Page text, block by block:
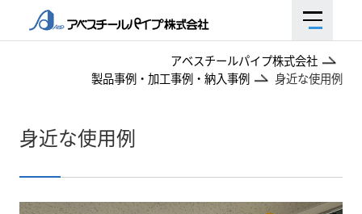
アベスチールパイプ株式会社
製品事例・加工事例・納入事例
身近な使用例
身近な使用例